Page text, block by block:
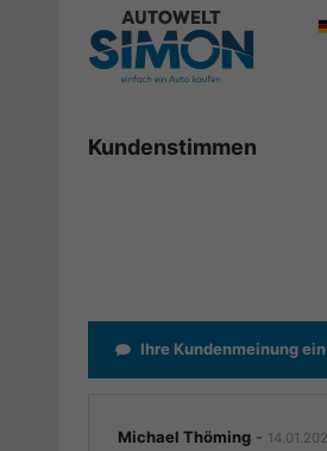
Kundenstimmen
Ihre Kundenmeinung
Michael Thöming -